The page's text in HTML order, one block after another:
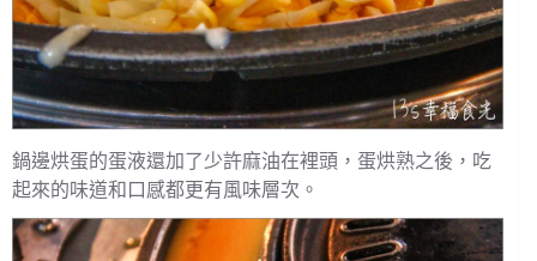
鍋邊烘蛋的蛋液還加了少許麻油在裡頭，蛋烘熟之後，吃
起來的味道和口感都更有風味層次。